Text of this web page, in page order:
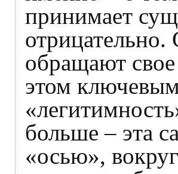
принимает
обращают
этом
больше – эта
«осью»,